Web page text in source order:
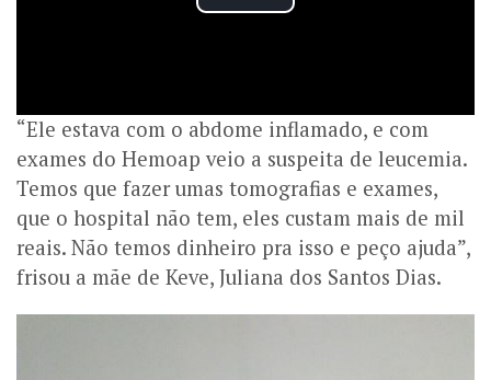
“Ele estava com o abdome inflamado, e com
exames do Hemoap veio a suspeita de leucemia.
Temos que fazer umas tomografias e exames,
que o hospital não tem, eles custam mais de mil
reais. Não temos dinheiro pra isso e peço ajuda”,
frisou a mãe de Keve, Juliana dos Santos Dias.